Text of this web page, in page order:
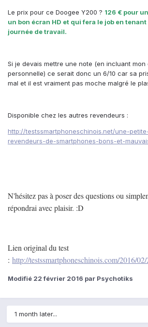
Le prix pour ce Doogee Y200 ? 126 € pour
un bon écran HD et qui fera le job en
journée de travail.
Si je devais mettre une note (en incluant mon
personnelle) ce serait donc un 6/10 car sa
mal et il est vraiment pas moche malgré le
Disponible chez les autres revendeurs :
http://testssmartphoneschinois.net/une-
revendeurs-de-smartphones-bons-et-
N'hésitez pas à poser des questions ou
répondrai avec plaisir. :D
Lien original du test
: http://testssmartphoneschinois.com/2016/
Modifié 22 février 2016 par Psychotiks
1 month later...